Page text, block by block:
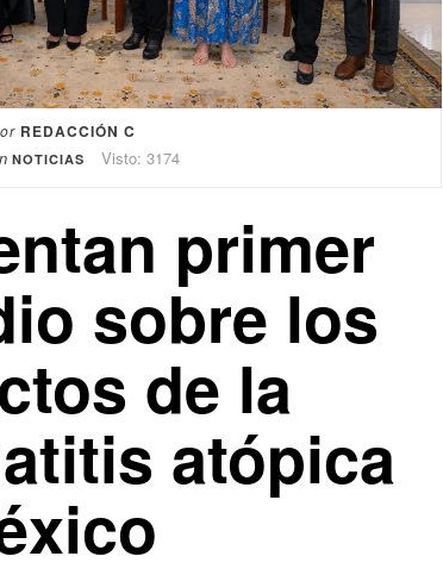
REDACCIÓN C
NOTICIAS Visto: 3174
primer
sobre los
de la
atópica